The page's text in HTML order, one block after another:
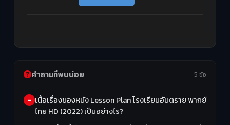
คำถามที่พบบ่อย 5 ข้อ
เนื้อเรื่องของหนัง Lesson Plan โรงเรียนอันตราย พากย์
ไทย HD (2022) เป็นอย่างไร?